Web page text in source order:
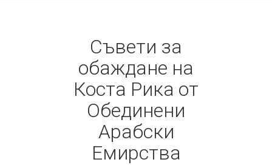
Съвети за
обаждане на
Коста Рика от
Обединени
Арабски
Емирства